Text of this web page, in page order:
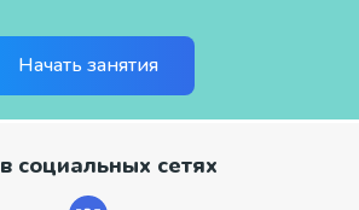
Начать занятия
социальных сетях